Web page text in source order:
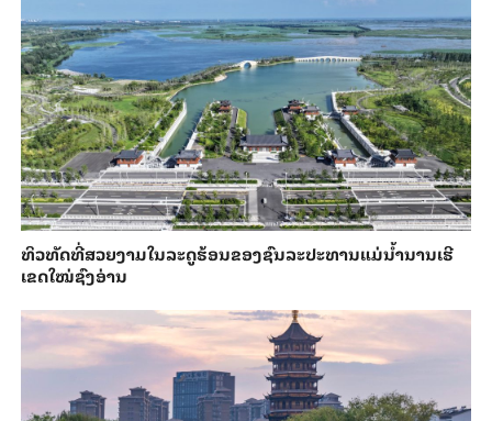
ທິວທັດທີ່ສວຍງາມໃນລະດູຮ້ອນຂອງຊົນລະປະທານແມ່ນ້ຳນານເຮີ
ເຂດໃໝ່ຊົງອ່ານ